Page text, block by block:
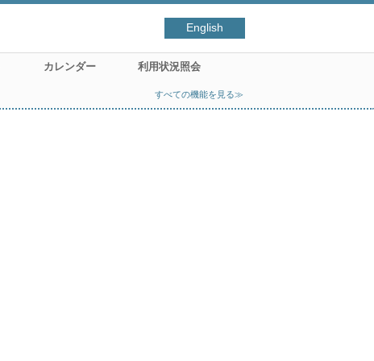
English
カレンダー 利用状況照会
すべての機能を見る≫